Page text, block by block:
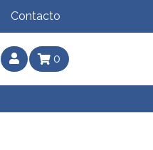
Contacto
0